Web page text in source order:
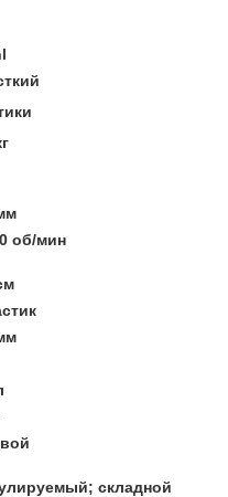
об/мин
складной